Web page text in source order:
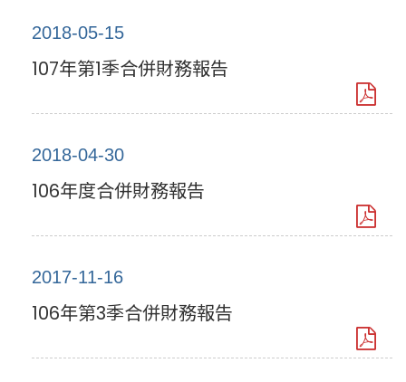
2018-05-15
107年第1季合併財務報告
2018-04-30
106年度合併財務報告
2017-11-16
106年第3季合併財務報告